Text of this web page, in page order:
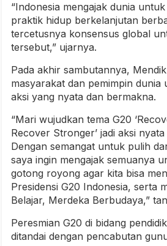
“Indonesia mengajak dunia
praktik hidup berkelanjutan
tercetusnya konsensus global
tersebut,” ujarnya.
Pada akhir sambutannya,
masyarakat dan pemimpin dunia
aksi yang nyata dan bermakna.
“Mari wujudkan tema G20
Recover Stronger’ jadi aksi
Dengan semangat untuk pulih
saya ingin mengajak semuanya
gotong royong agar kita bisa
Presidensi G20 Indonesia, serta
Belajar, Merdeka Berbudaya,”
Peresmian G20 di bidang
ditandai dengan pencabutan